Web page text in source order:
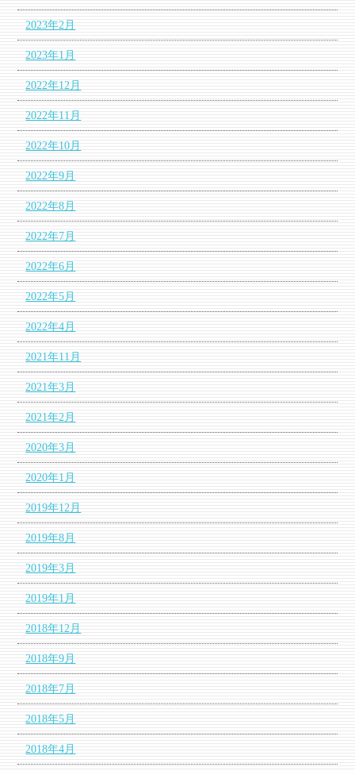
2023年2月
2023年1月
2022年12月
2022年11月
2022年10月
2022年9月
2022年8月
2022年7月
2022年6月
2022年5月
2022年4月
2021年11月
2021年3月
2021年2月
2020年3月
2020年1月
2019年12月
2019年8月
2019年3月
2019年1月
2018年12月
2018年9月
2018年7月
2018年5月
2018年4月